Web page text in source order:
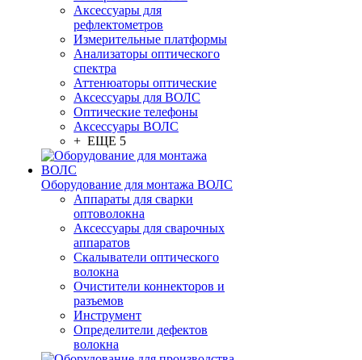
Аксессуары для
рефлектометров
Измерительные платформы
Анализаторы оптического
спектра
Аттенюаторы оптические
Аксессуары для ВОЛС
Оптические телефоны
Аксессуары ВОЛС
+ ЕЩЕ 5
Оборудование для монтажа ВОЛС
Аппараты для сварки
оптоволокна
Аксессуары для сварочных
аппаратов
Скалыватели оптического
волокна
Очистители коннекторов и
разъемов
Инструмент
Определители дефектов
волокна